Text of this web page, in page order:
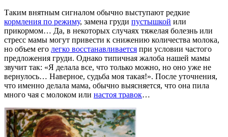
Таким внятным сигналом обычно выступают редкие
кормления по режиму, замена груди пустышкой или
прикормом… Да, в некоторых случаях тяжелая болезнь или
стресс мамы могут привести к снижению количества молока,
но объем его легко восстанавливается при условии частого
предложения груди. Однако типичная жалоба нашей мамы
звучит так: «Я делала все, что только можно, но оно уже не
вернулось… Наверное, судьба моя такая!». После уточнения,
что именно делала мама, обычно выясняется, что она пила
много чая с молоком или настоя травок…